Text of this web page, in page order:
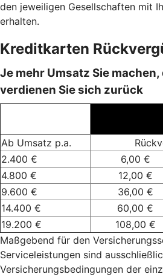
den jeweiligen Gesellschaften mit
erhalten.
Kreditkarten
Je mehr Umsatz Sie
verdienen Sie sich zurück
Ab Umsatz p.a.
2.400 €
6,00 €
4.800 €
12,00 €
9.600 €
36,00 €
14.400 €
60,00 €
19.200 €
108,00 €
Maßgebend für den
Serviceleistungen sind
Versicherungsbedingungen der